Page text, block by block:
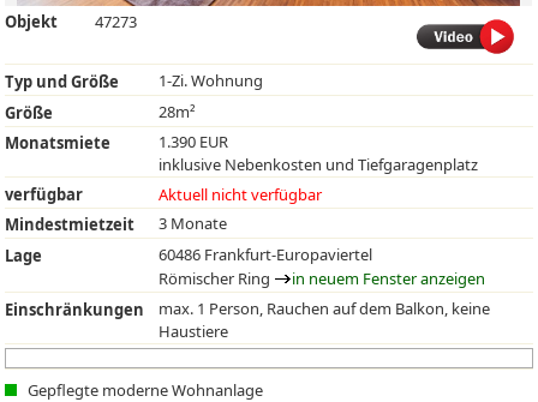
Objekt 47273
Typ und Größe
1-Zi. Wohnung
Größe
28m²
Monatsmiete
1.390 EUR
inklusive Nebenkosten und Tiefgaragenplatz
verfügbar
Aktuell nicht verfügbar
Mindestmietzeit
3 Monate
Lage
60486 Frankfurt-Europaviertel
Römischer Ring
in neuem Fenster anzeigen
Einschränkungen
max. 1 Person, Rauchen auf dem Balkon, keine
Haustiere
Gepflegte moderne Wohnanlage